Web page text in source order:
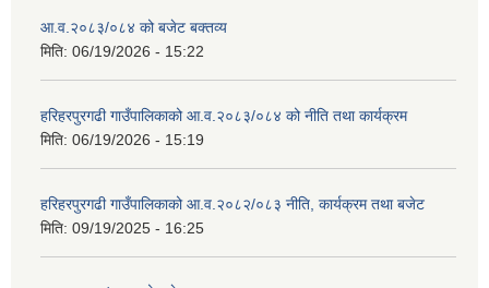
आ.व.२०८३/०८४ को बजेट बक्तव्य
मिति: 06/19/2026 - 15:22
हरिहरपुरगढी गाउँपालिकाको आ.व.२०८३/०८४ को नीति तथा कार्यक्रम
मिति: 06/19/2026 - 15:19
हरिहरपुरगढी गाउँपालिकाको आ.व.२०८२/०८३ नीति, कार्यक्रम तथा बजेट
मिति: 09/19/2025 - 16:25